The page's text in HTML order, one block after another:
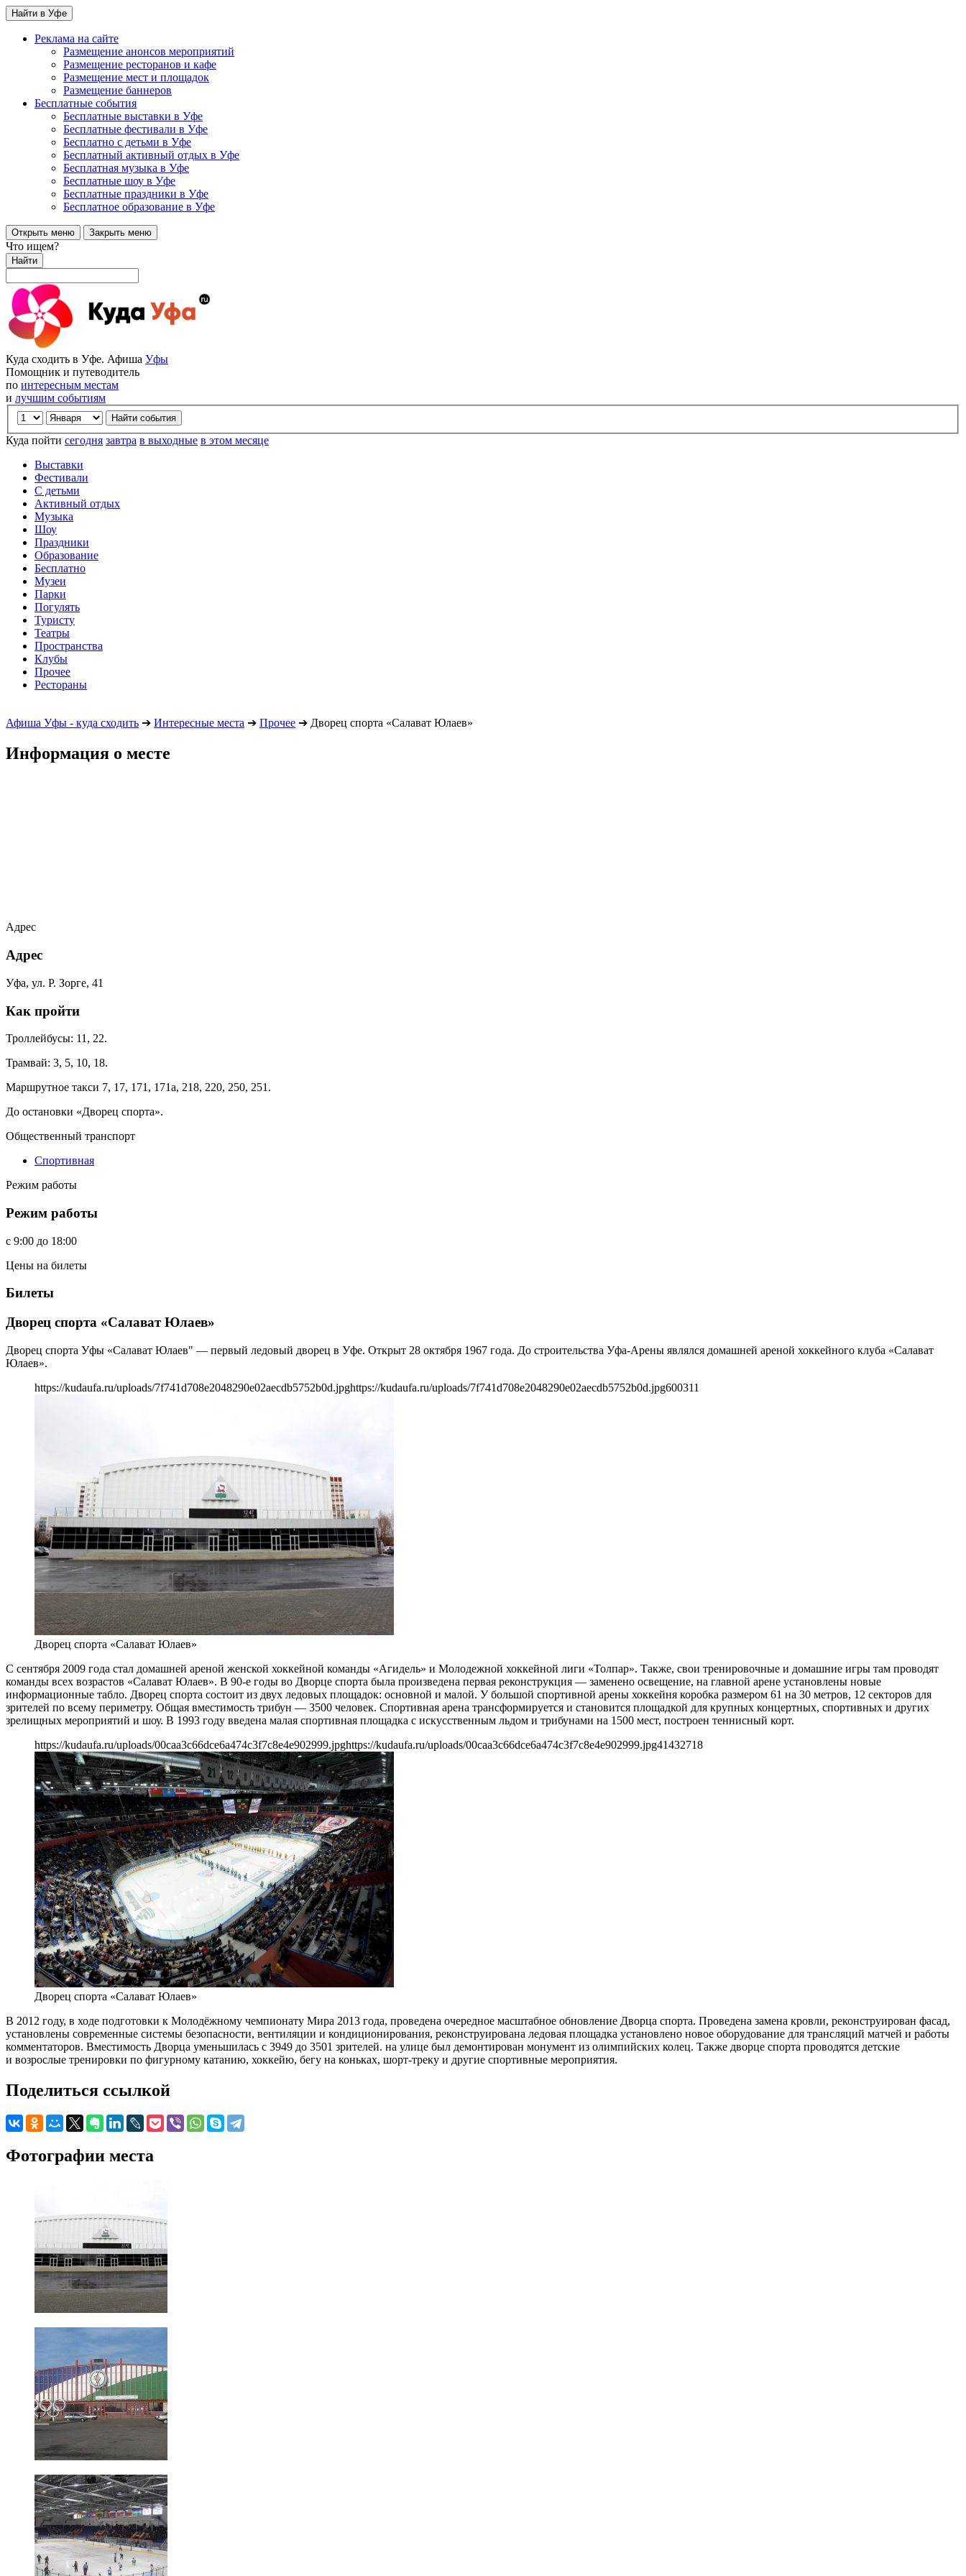
Найти в Уфе
Реклама на сайте
Размещение анонсов мероприятий
Размещение ресторанов и кафе
Размещение мест и площадок
Размещение баннеров
Бесплатные события
Бесплатные выставки в Уфе
Бесплатные фестивали в Уфе
Бесплатно с детьми в Уфе
Бесплатный активный отдых в Уфе
Бесплатная музыка в Уфе
Бесплатные шоу в Уфе
Бесплатные праздники в Уфе
Бесплатное образование в Уфе
Открыть меню Закрыть меню
Что ищем?
Найти
Куда сходить в Уфе. Афиша Уфы
Помощник и путеводитель
по интересным местам
и лучшим событиям
Куда пойти сегодня завтра в выходные в этом месяце
Выставки
Фестивали
С детьми
Активный отдых
Музыка
Шоу
Праздники
Образование
Бесплатно
Музеи
Парки
Погулять
Туристу
Театры
Пространства
Клубы
Прочее
Рестораны
Афиша Уфы - куда сходить ➔ Интересные места ➔ Прочее ➔ Дворец спорта «Салават Юлаев»
Информация о месте
Адрес
Адрес
Уфа, ул. Р. Зорге, 41
Как пройти
Троллейбусы: 11, 22.
Трамвай: 3, 5, 10, 18.
Маршрутное такси 7, 17, 171, 171а, 218, 220, 250, 251.
До остановки «Дворец спорта».
Общественный транспорт
Спортивная
Режим работы
Режим работы
c 9:00 до 18:00
Цены на билеты
Билеты
Дворец спорта «Салават Юлаев»
Дворец спорта Уфы «Салават Юлаев" — первый ледовый дворец в Уфе. Открыт 28 октября 1967 года. До строительства Уфа-Арены являлся домашней ареной хоккейного клуба «Салават
Юлаев».
https://kudaufa.ru/uploads/7f741d708e2048290e02aecdb5752b0d.jpghttps://kudaufa.ru/uploads/7f741d708e2048290e02aecdb5752b0d.jpg600311
Дворец спорта «Салават Юлаев»
С сентября 2009 года стал домашней ареной женской хоккейной команды «Агидель» и Молодежной хоккейной лиги «Толпар». Также, свои тренировочные и домашние игры там проводят
команды всех возрастов «Салават Юлаев». В 90-е годы во Дворце спорта была произведена первая реконструкция — заменено освещение, на главной арене установлены новые
информационные табло. Дворец спорта состоит из двух ледовых площадок: основной и малой. У большой спортивной арены хоккейня коробка размером 61 на 30 метров, 12 секторов для
зрителей по всему периметру. Общая вместимость трибун — 3500 человек. Спортивная арена трансформируется и становится площадкой для крупных концертных, спортивных и других
зрелищных мероприятий и шоу. В 1993 году введена малая спортивная площадка с искусственным льдом и трибунами на 1500 мест, построен теннисный корт.
https://kudaufa.ru/uploads/00caa3c66dce6a474c3f7c8e4e902999.jpghttps://kudaufa.ru/uploads/00caa3c66dce6a474c3f7c8e4e902999.jpg41432718
Дворец спорта «Салават Юлаев»
В 2012 году, в ходе подготовки к Молодёжному чемпионату Мира 2013 года, проведена очередное масштабное обновление Дворца спорта. Проведена замена кровли, реконструирован фасад,
установлены современные системы безопасности, вентиляции и кондиционирования, реконструирована ледовая площадка установлено новое оборудование для трансляций матчей и работы
комментаторов. Вместимость Дворца уменьшилась с 3949 до 3501 зрителей. на улице был демонтирован монумент из олимпийских колец. Также дворце спорта проводятся детские
и возрослые тренировки по фигурному катанию, хоккейю, бегу на коньках, шорт-треку и другие спортивные мероприятия.
Поделиться ссылкой
Фотографии места